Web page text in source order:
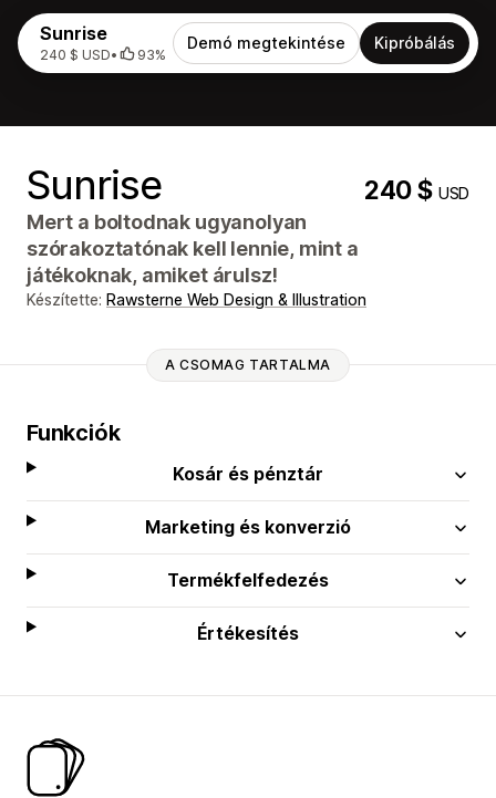
Sunrise
240 $ USD• 93%
Demó megtekintése Kipróbálás
Sunrise 240 $USD
Mert a boltodnak ugyanolyan
szórakoztatónak kell lennie, mint a
játékoknak, amiket árulsz!
Készítette: Rawsterne Web Design & Illustration
A CSOMAG TARTALMA
Funkciók
Kosár és pénztár
Marketing és konverzió
Termékfelfedezés
Értékesítés